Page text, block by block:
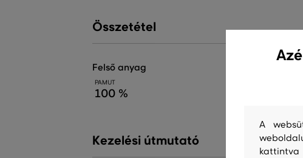
Összetétel
felső anyag
PAMUT
100 %
Kezelési útmutató
A
kattintva